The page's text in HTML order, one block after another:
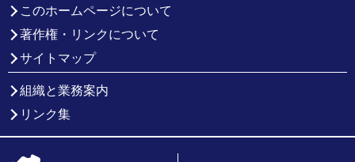
このホームページについて
著作権・リンクについて
サイトマップ
組織と業務案内
リンク集